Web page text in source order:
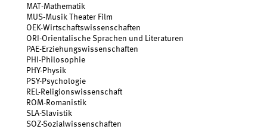
MAT-Mathematik
MUS-Musik Theater Film
OEK-Wirtschaftswissenschaften
ORI -Orientalische Sprachen und Literaturen
PAE-Erziehungswissenschaften
PHI -Philosophie
PHY-Physik
PSY-Psychologie
REL -Religionswissenschaft
ROM-Romanistik
SLA-Slavistik
SOZ-Sozialwissenschaften